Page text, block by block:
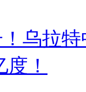
乌拉
！